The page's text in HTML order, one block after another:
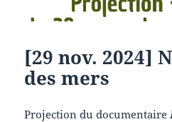
[29 nov. 2024]
des mers
Projection du documentaire